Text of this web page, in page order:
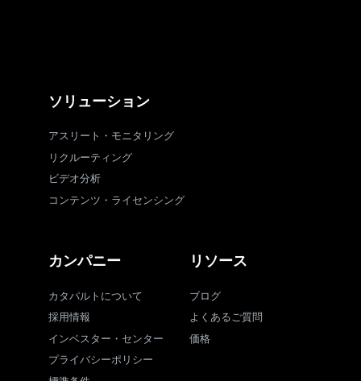
ソリューション
アスリート・モニタリング
リクルーティング
ビデオ分析
コンテンツ・ライセンシング
カンパニー
カタパルトについて
採用情報
インベスター・センター
プライバシーポリシー
リソース
ブログ
よくあるご質問
価格